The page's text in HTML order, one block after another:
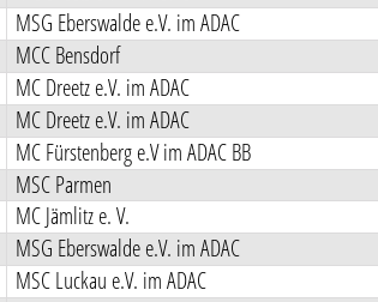
MSG Eberswalde e.V. im ADAC
MCC Bensdorf
MC Dreetz e.V. im ADAC
MC Dreetz e.V. im ADAC
MC Fürstenberg e.V im ADAC BB
MSC Parmen
MC Jämlitz e. V.
MSG Eberswalde e.V. im ADAC
MSC Luckau e.V. im ADAC